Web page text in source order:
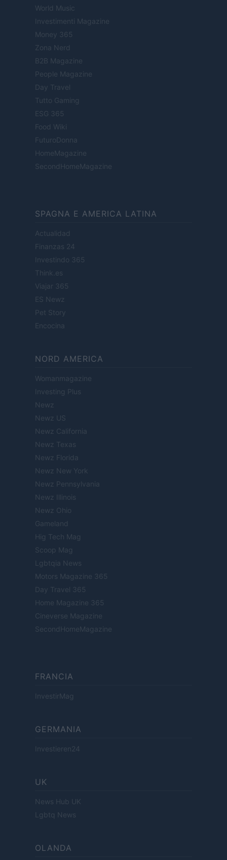
World Music
Investimenti Magazine
Money 365
Zona Nerd
B2B Magazine
People Magazine
Day Travel
Tutto Gaming
ESG 365
Food Wiki
FuturoDonna
HomeMagazine
SecondHomeMagazine
SPAGNA E AMERICA LATINA
Actualidad
Finanzas 24
Investindo 365
Think.es
Viajar 365
ES Newz
Pet Story
Encocina
NORD AMERICA
Womanmagazine
Investing Plus
Newz
Newz US
Newz California
Newz Texas
Newz Florida
Newz New York
Newz Pennsylvania
Newz Illinois
Newz Ohio
Gameland
Hig Tech Mag
Scoop Mag
Lgbtqia News
Motors Magazine 365
Day Travel 365
Home Magazine 365
Cineverse Magazine
SecondHomeMagazine
FRANCIA
InvestirMag
GERMANIA
Investieren24
UK
News Hub UK
Lgbtq News
OLANDA